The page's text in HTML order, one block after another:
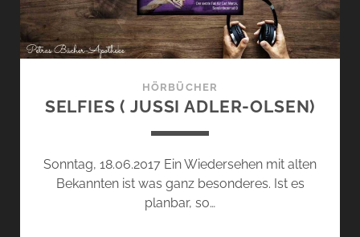
HÖRBÜCHER
SELFIES ( JUSSI ADLER-OLSEN)
Sonntag, 18.06.2017 Ein Wiedersehen mit alten
Bekannten ist was ganz besonderes. Ist es
planbar, so…